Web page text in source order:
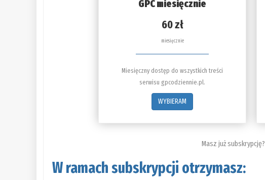
GPC miesięcznie
60 zł
miesięcznie
Miesięczny dostęp do wszystkich treści
serwisu gpcodziennie.pl.
WYBIERAM
Masz już subskrypcję?
W ramach subskrypcji otrzymasz: